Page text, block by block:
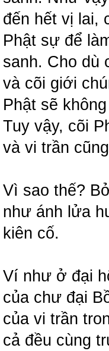
đến hết vị lai,
Phật sự để
sanh. Cho dù
và cõi giới
Phật sẽ
Tuy vậy, cõi
và vi trần
Vì sao thế?
như ánh lửa
kiên cố.
Ví như ở đại
của chư đại
của vi trần
cả đều cùng